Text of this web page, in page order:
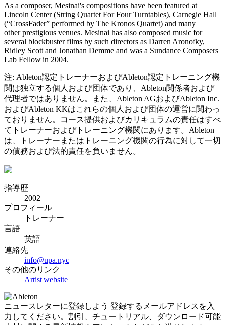
As a composer, Mesinai's compositions have been featured at
Lincoln Center (String Quartet For Four Turntables), Carnegie Hall
(“CrossFader” performed by The Kronos Quartet) and many
other prestigious venues. Mesinai has also composed music for
several blockbuster films by such directors as Darren Aronofky,
Ridley Scott and Jonathan Demme and was a Sundance Composers
Lab Fellow in 2004.
注: Ableton認定トレーナーおよびAbleton認定トレーニング機
関は独立する個人および団体であり、Ableton関係者および
代理者ではありません。また、Ableton AGおよびAbleton Inc.
およびAbleton KKはこれらの個人および団体の運営に関わっ
ておりません。コース提供およびカリキュラムの責任はすべ
てトレーナーおよびトレーニング機関にあります。Ableton
は、トレーナーまたはトレーニング機関の行為に対して一切
の債務および法的責任を負いません。
指導歴
2002
プロフィール
トレーナー
言語
英語
連絡先
info@upa.nyc
その他のリンク
Artist website
ニュースレターに登録しよう 登録するメールアドレスを入
力してください。割引、チュートリアル、ダウンロード可能